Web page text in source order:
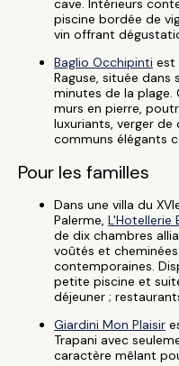
cave. Intérieurs
piscine bordée de
vin offrant
Baglio Occhipinti est
Raguse, située dans
minutes de la plage.
murs en pierre,
luxuriants, verger de
communs élégants
Pour les familles
Dans une villa du
Palerme, L'Hotellerie
de dix chambres
voûtés et
contemporaines.
petite piscine et
déjeuner ;
Giardini Mon Plaisir
Trapani avec
caractère mêlant